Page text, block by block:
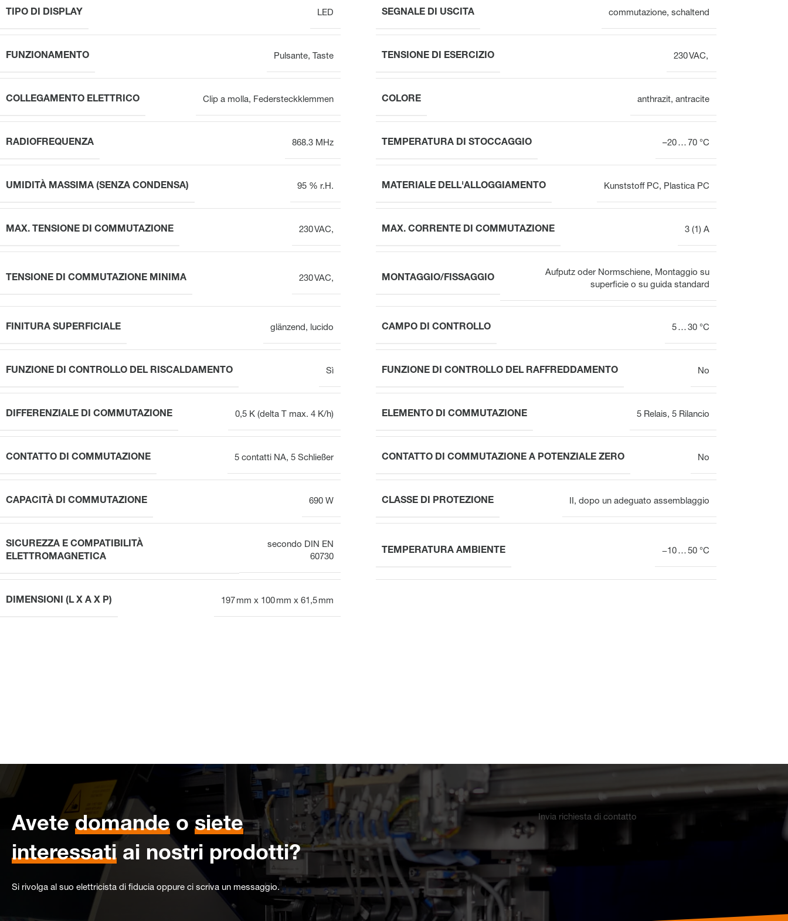
idraulico
Attuatori elettrotermici per
TIPO DI DISPLAY LED SEGNALE DI USCITA commutazione, schaltend
FUNZIONAMENTO Pulsante, Taste TENSIONE DI ESERCIZIO 230 VAC,
COLLEGAMENTO ELETTRICO Clip a molla, Federsteckklemmen COLORE anthrazit, antracite
RADIOFREQUENZA 868.3 MHz TEMPERATURA DI STOCCAGGIO –20 … 70 °C
UMIDITÀ MASSIMA (SENZA CONDENSA) 95 % r.H. MATERIALE DELL'ALLOGGIAMENTO Kunststoff PC, Plastica PC
MAX. TENSIONE DI COMMUTAZIONE 230 VAC, MAX. CORRENTE DI COMMUTAZIONE 3 (1) A
TENSIONE DI COMMUTAZIONE MINIMA 230 VAC, MONTAGGIO/FISSAGGIO
Aufputz oder Normschiene, Montaggio su
superficie o su guida standard
FINITURA SUPERFICIALE glänzend , lucido CAMPO DI CONTROLLO 5 … 30 °C
FUNZIONE DI CONTROLLO DEL RISCALDAMENTO Sì FUNZIONE DI CONTROLLO DEL RAFFREDDAMENTO No
DIFFERENZIALE DI COMMUTAZIONE 0,5 K (delta T max. 4 K/h) ELEMENTO DI COMMUTAZIONE 5 Relais, 5 Rilancio
CONTATTO DI COMMUTAZIONE 5 contatti NA, 5 Schließer CONTATTO DI COMMUTAZIONE A POTENZIALE ZERO No
CAPACITÀ DI COMMUTAZIONE 690 W CLASSE DI PROTEZIONE II, dopo un adeguato assemblaggio
SICUREZZA E COMPATIBILITÀ
ELETTROMAGNETICA
secondo DIN EN
60730
TEMPERATURA AMBIENTE −10 … 50 °C
DIMENSIONI (L X A X P) 197 mm x 100 mm x 61,5 mm
Avetedomande o siete
interessati ai nostri prodotti?
Si rivolga al suo elettricista di fiducia oppure ci scriva un messaggio.
Invia richiesta di contatto